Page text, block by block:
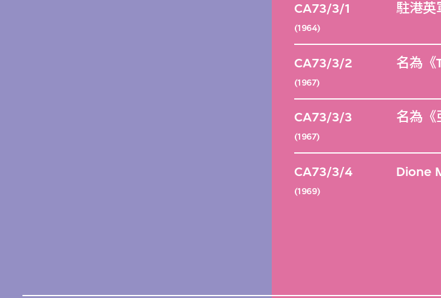
CA73/3/1
(1964)
駐港英
CA73/3/2
(1967)
名為《
CA73/3/3
(1967)
名為《
CA73/3/4
(1969)
Dione